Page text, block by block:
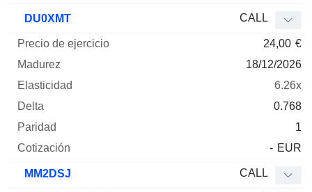
DU0XMT CALL
24,00 €
18/12/2026
6.26x
0.768
1
- EUR
MM2DSJ CALL